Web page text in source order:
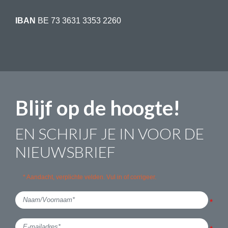
IBAN BE 73 3631 3353 2260
Blijf op de hoogte!
EN SCHRIJF JE IN VOOR DE
NIEUWSBRIEF
* Aandacht, verplichte velden. Vul in of corrigeer.